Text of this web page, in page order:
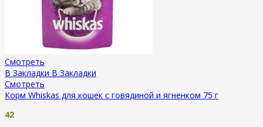
Смотреть
В Закладки В Закладки
Смотреть
Корм Whiskas для кошек с говядиной и ягненком 75 г
42